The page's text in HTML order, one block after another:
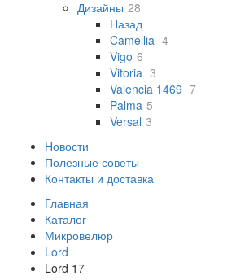
Дизайны 28
Назад
Camellia 4
Vigo 6
Vitoria 3
Valencia 1469 7
Palma 5
Versal 3
Новости
Полезные советы
Контакты и доставка
Главная
Каталог
Микровелюр
Lord
Lord 17